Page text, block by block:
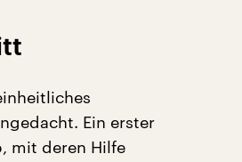
Ein erster
mit deren Hilfe